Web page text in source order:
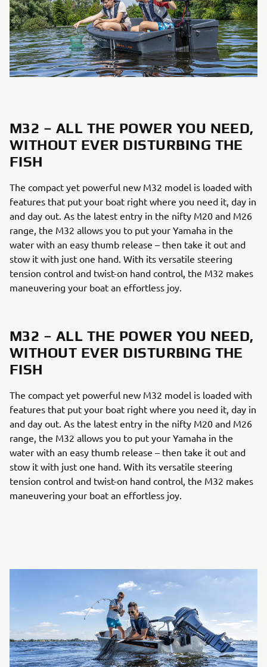
M32 – ALL THE POWER YOU NEED,
WITHOUT EVER DISTURBING THE
FISH
The compact yet powerful new M32 model is loaded with
features that put your boat right where you need it, day in
and day out. As the latest entry in the nifty M20 and M26
range, the M32 allows you to put your Yamaha in the
water with an easy thumb release – then take it out and
stow it with just one hand. With its versatile steering
tension control and twist-on hand control, the M32 makes
maneuvering your boat an effortless joy.
M32 – ALL THE POWER YOU NEED,
WITHOUT EVER DISTURBING THE
FISH
The compact yet powerful new M32 model is loaded with
features that put your boat right where you need it, day in
and day out. As the latest entry in the nifty M20 and M26
range, the M32 allows you to put your Yamaha in the
water with an easy thumb release – then take it out and
stow it with just one hand. With its versatile steering
tension control and twist-on hand control, the M32 makes
maneuvering your boat an effortless joy.